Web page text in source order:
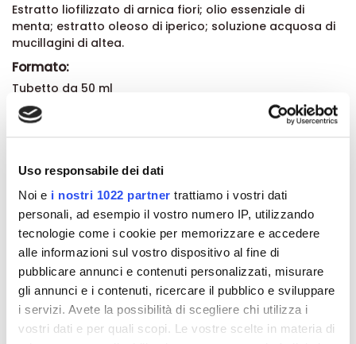
Uso responsabile dei dati
Noi e i nostri 1022 partner trattiamo i vostri dati
personali, ad esempio il vostro numero IP, utilizzando
tecnologie come i cookie per memorizzare e accedere
alle informazioni sul vostro dispositivo al fine di
pubblicare annunci e contenuti personalizzati, misurare
gli annunci e i contenuti, ricercare il pubblico e sviluppare
i servizi. Avete la possibilità di scegliere chi utilizza i
vostri dati e per quali scopi. Le vostre scelte in materia di
Estratto liofilizzato di arnica fiori; olio essenziale di
menta; estratto oleoso di iperico; soluzione acquosa di
mucillagini di altea.
Formato:
Tubetto da 50 ml
Recensioni
Altri prodotti che potrebbero
interessarti